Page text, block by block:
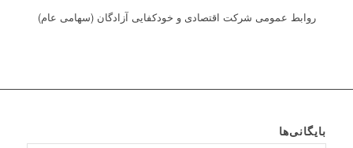
روابط عمومی شرکت اقتصادی و خودکفایی آزادگان (سهامی عام)
بایگانی‌ها